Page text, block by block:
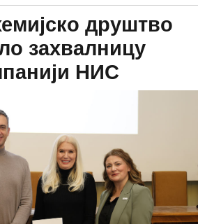
друштво
захвалницу
НИС